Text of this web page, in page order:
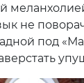
не
под